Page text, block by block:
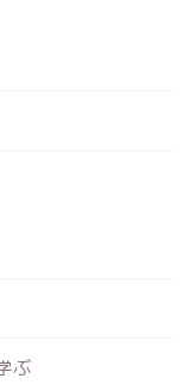
ぶ